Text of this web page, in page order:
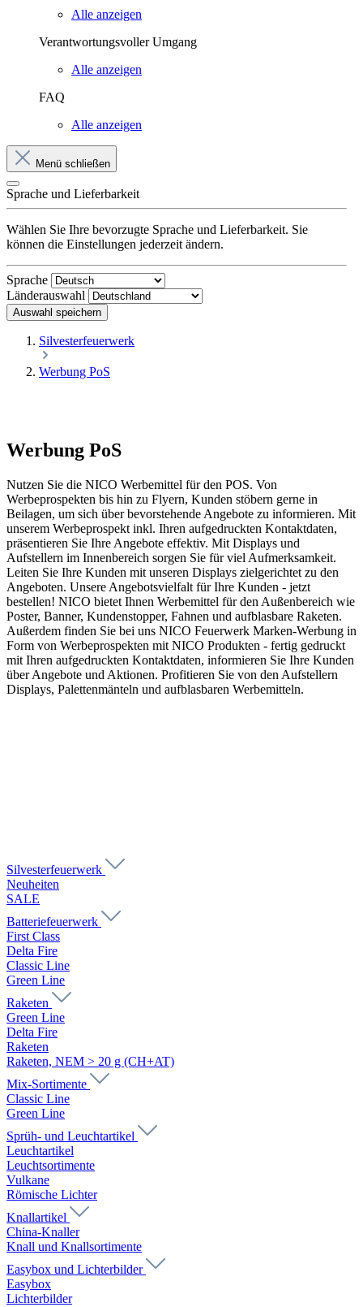
Alle anzeigen
Verantwortungsvoller Umgang
Alle anzeigen
FAQ
Alle anzeigen
Menü schließen
Sprache und Lieferbarkeit
Wählen Sie Ihre bevorzugte Sprache und Lieferbarkeit. Sie
können die Einstellungen jederzeit ändern.
Sprache
Länderauswahl
Auswahl speichern
Silvesterfeuerwerk
Werbung PoS
Werbung PoS
Nutzen Sie die NICO Werbemittel für den POS. Von
Werbeprospekten bis hin zu Flyern, Kunden stöbern gerne in
Beilagen, um sich über bevorstehende Angebote zu informieren. Mit
unserem Werbeprospekt inkl. Ihren aufgedruckten Kontaktdaten,
präsentieren Sie Ihre Angebote effektiv. Mit Displays und
Aufstellern im Innenbereich sorgen Sie für viel Aufmerksamkeit.
Leiten Sie Ihre Kunden mit unseren Displays zielgerichtet zu den
Angeboten. Unsere Angebotsvielfalt für Ihre Kunden - jetzt
bestellen! NICO bietet Ihnen Werbemittel für den Außenbereich wie
Poster, Banner, Kundenstopper, Fahnen und aufblasbare Raketen.
Außerdem finden Sie bei uns NICO Feuerwerk Marken-Werbung in
Form von Werbeprospekten mit NICO Produkten - fertig gedruckt
mit Ihren aufgedruckten Kontaktdaten, informieren Sie Ihre Kunden
über Angebote und Aktionen. Profitieren Sie von den Aufstellern
Displays, Palettenmänteln und aufblasbaren Werbemitteln.
Silvesterfeuerwerk
Neuheiten
SALE
Batteriefeuerwerk
First Class
Delta Fire
Classic Line
Green Line
Raketen
Green Line
Delta Fire
Raketen
Raketen, NEM > 20 g (CH+AT)
Mix-Sortimente
Classic Line
Green Line
Sprüh- und Leuchtartikel
Leuchtartikel
Leuchtsortimente
Vulkane
Römische Lichter
Knallartikel
China-Knaller
Knall und Knallsortimente
Easybox und Lichterbilder
Easybox
Lichterbilder